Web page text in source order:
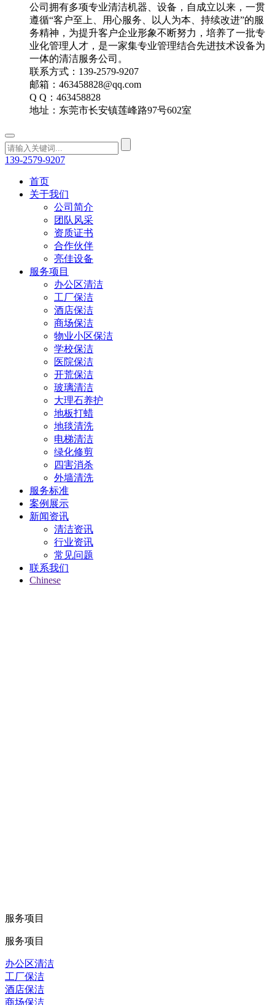
公司拥有多项专业清洁机器、设备，自成立以来，一贯
遵循“客户至上、用心服务、以人为本、持续改进”的服
务精神，为提升客户企业形象不断努力，培养了一批专
业化管理人才，是一家集专业管理结合先进技术设备为
一体的清洁服务公司。
联系方式：139-2579-9207
邮箱：463458828@qq.com
Q Q：463458828
地址：东莞市长安镇莲峰路97号602室
139-2579-9207
首页
关于我们
公司简介
团队风采
资质证书
合作伙伴
亮佳设备
服务项目
办公区清洁
工厂保洁
酒店保洁
商场保洁
物业小区保洁
学校保洁
医院保洁
开荒保洁
玻璃清洁
大理石养护
地板打蜡
地毯清洗
电梯清洁
绿化修剪
四害消杀
外墙清洗
服务标准
案例展示
新闻资讯
清洁资讯
行业资讯
常见问题
联系我们
Chinese
服务项目
服务项目
办公区清洁
工厂保洁
酒店保洁
商场保洁